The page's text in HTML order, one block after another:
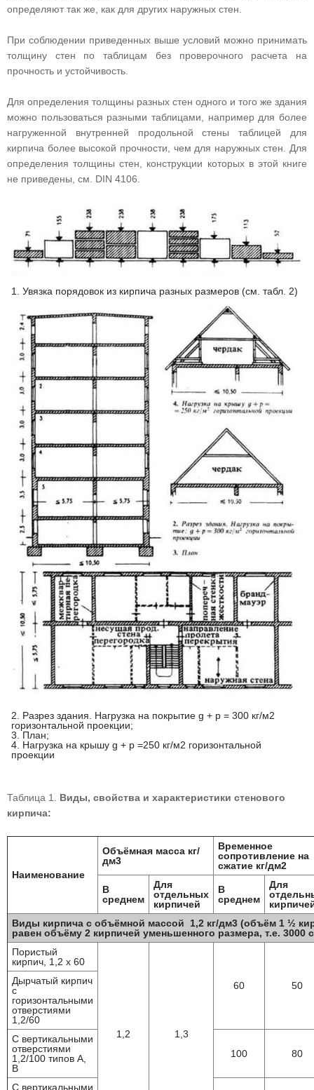
определяют так же, как для других наружных стен.
При соблюдении приведенных выше условий можно принимать
толщину стен по таблицам без проверочного расчета на
прочность и устойчивость.
Для определения толщины разных стен одного и того же здания
можно пользоваться разными таблицами, например для более
нагруженной внутренней продольной стены таблицей для
кирпича более высокой прочности, чем для наружных стен. Для
определения толщины стен, конструкции которых в этой книге
не приведены, см. DIN 4106.
1. Увязка порядовок из кирпича разных размеров (см. табл. 2)
2. Разрез здания. Нагрузка на покрытие g + p = 300 кг/м2
горизонтальной проекции;
3. План;
4. Нагрузка на крышу g + p =250 кг/м2 горизонтальной
проекции
Таблица 1. Виды, свойства и характеристики стенового
кирпича:
Наименование
Объёмная масса кг/
дм3
Временное
сопротивление на
сжатие кг/дм2
В
среднем
Для
отдельных
кирпичей
В
среднем
Для
Виды кирпича с объёмной массой 1,2 кг/дм3 (объём 1 ½
равен объёму 2 кирпичей уменьшенного размера, т.е. 3000
Пористый
кирпич, 1,2 х 60
1,2 1,3
60 50
Дырчатый кирпич
с
горизонтальными
отверстиями
1,2/60
С вертикальными
отверстиями
1,2/100 типов А,
В
100 80
С вертикальными